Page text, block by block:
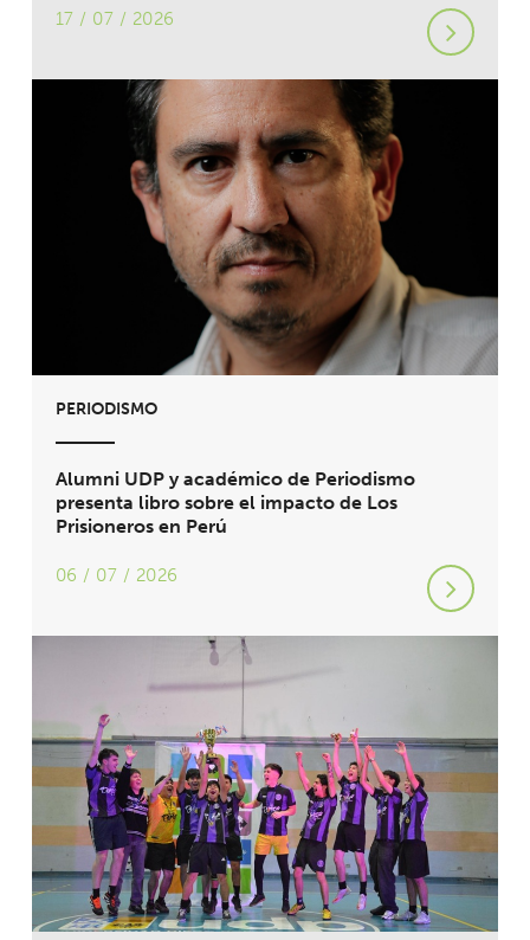
17 / 07 / 2026
PERIODISMO
Alumni UDP y académico de Periodismo
presenta libro sobre el impacto de Los
Prisioneros en Perú
06 / 07 / 2026